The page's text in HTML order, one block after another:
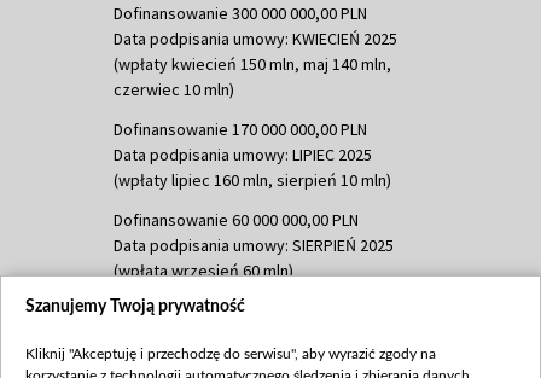
Dofinansowanie 300 000 000,00 PLN
Data podpisania umowy: KWIECIEŃ 2025
(wpłaty kwiecień 150 mln, maj 140 mln,
czerwiec 10 mln)
Dofinansowanie 170 000 000,00 PLN
Data podpisania umowy: LIPIEC 2025
(wpłaty lipiec 160 mln, sierpień 10 mln)
Dofinansowanie 60 000 000,00 PLN
Data podpisania umowy: SIERPIEŃ 2025
(wpłata wrzesień 60 mln)
Dofinansowanie 635 783 051,21 PLN
(wpłata wrzesień 100 mln, październik 350
Szanujemy Twoją prywatność
Kliknij "Akceptuję i przechodzę do serwisu", aby wyrazić zgody na